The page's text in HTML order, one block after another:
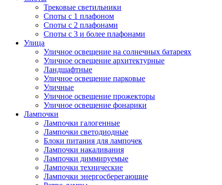
Трековые светильники
Споты с 1 плафоном
Споты с 2 плафонами
Споты с 3 и более плафонами
Улица
Уличное освещение на солнечных батареях
Уличное освещение архитектурные
Ландшафтные
Уличное освещение парковые
Уличные
Уличное освещение прожекторы
Уличное освещение фонарики
Лампочки
Лампочки галогенные
Лампочки светодиодные
Блоки питания для лампочек
Лампочки накаливания
Лампочки диммируемые
Лампочки технические
Лампочки энергосберегающие